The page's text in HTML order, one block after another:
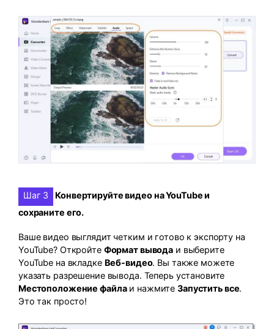
Шаг 3
Конвертируйте видео на YouTube и
сохраните его.
Ваше видео выглядит четким и готово к экспорту на
YouTube? Откройте Формат вывода и выберите
YouTube на вкладке Веб-видео. Вы также можете
указать разрешение вывода. Теперь установите
Местоположение файлаи нажмитеЗапустить все.
Это так просто!